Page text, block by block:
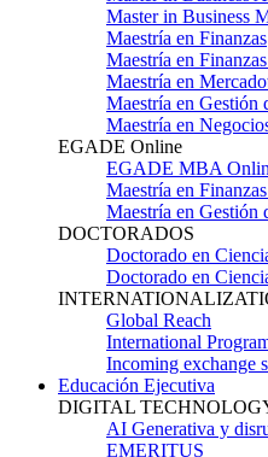
Master in Business
Maestría en Finanzas
Maestría en
Maestría en
Maestría en Gestión
Maestría en
EGADE Online
EGADE MBA
Maestría en
Maestría en Gestión
DOCTORADOS
Doctorado en
Doctorado en
Global Reach
International
Incoming exchange
Educación Ejecutiva
DIGITAL
AI Generativa y
EMERITUS